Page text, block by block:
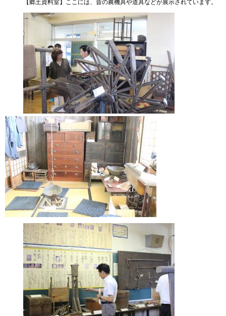
【郷土資料室】ここには、昔の農機具や道具などが展示されています。